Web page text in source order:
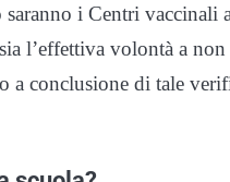
i Centri vaccinali
l’effettiva volontà a
a conclusione di tale